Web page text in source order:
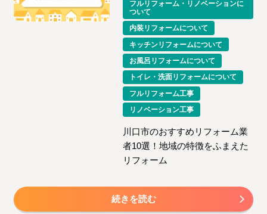
フルリフォーム・リノベーションに
ついて
内装リフォームについて
キッチンリフォームについて
お風呂リフォームについて
トイレ・洗面リフォームについて
フルリフォーム工事
リノベーション工事
川口市のおすすめリフォーム業
者10選！地域の特徴をふまえた
リフォーム
続きを読む